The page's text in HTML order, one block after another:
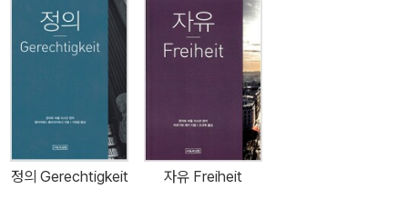
개 과정을 생각할 수 없다. 이 시리즈는 『행복(Gluck)』, 『죽음(To
d)』, 『노동(Arbeit)』, 『정의(Gerechtigkeit)』, 『권력(Macht)』, 『자
유(Freiheit)』, 『아름다움(Schonheit)』, 『성과 사랑(Eros)』, 『진리
(Wahrheit)』, 『전쟁(Krieg)』으로 구성되어 있다. 10명의 저자가 각
각의 주제를 맡고 구성을 통일하였으며, 빈 대학 철학과 교수로 독일
어권에서 주목받고 있는 인문과학자인 콘라트 파울 리스만이 편집하
여 100쪽(원서 기준) 내외로 펴냈다. 문학, 철학, 역사학, 사회학, 정
치학 등 인문사회과학 전반의 토대를 이루는 주요 사상의 핵심 개념
정의 Gerechtigkeit 자유 Freiheit